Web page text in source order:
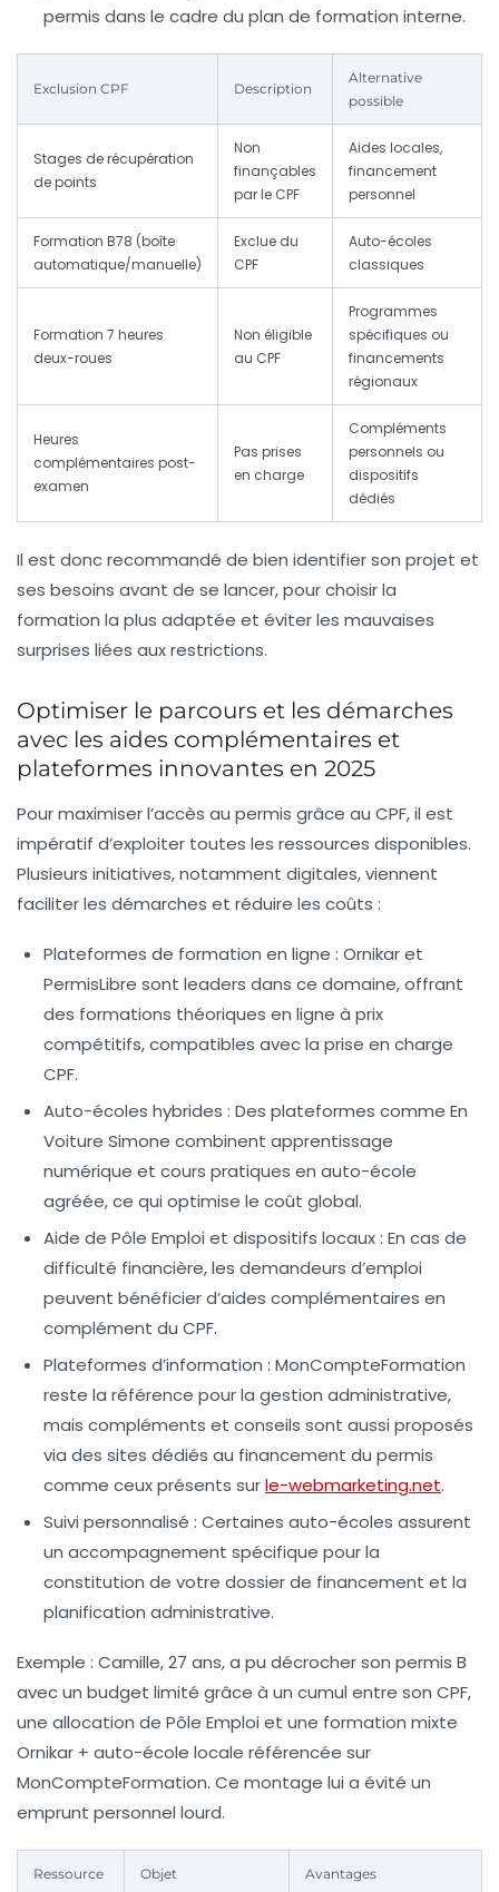
permis dans le cadre du plan de formation interne.
Exclusion CPF Description
Alternative
possible
Stages de récupération
de points
Non
finançables
par le CPF
Aides locales,
financement
personnel
Formation B78 (boîte
automatique/manuelle)
Exclue du
CPF
Auto-écoles
classiques
Formation 7 heures
deux-roues
Non éligible
au CPF
Programmes
spécifiques ou
financements
régionaux
Heures
complémentaires post-
examen
Pas prises
en charge
Compléments
personnels ou
dispositifs
dédiés
Il est donc recommandé de bien identifier son projet et
ses besoins avant de se lancer, pour choisir la
formation la plus adaptée et éviter les mauvaises
surprises liées aux restrictions.
Optimiser le parcours et les démarches
avec les aides complémentaires et
plateformes innovantes en 2025
Pour maximiser l’accès au permis grâce au CPF, il est
impératif d’exploiter toutes les ressources disponibles.
Plusieurs initiatives, notamment digitales, viennent
faciliter les démarches et réduire les coûts :
Plateformes de formation en ligne : Ornikar et
PermisLibre sont leaders dans ce domaine, offrant
des formations théoriques en ligne à prix
compétitifs, compatibles avec la prise en charge
CPF.
Auto-écoles hybrides : Des plateformes comme En
Voiture Simone combinent apprentissage
numérique et cours pratiques en auto-école
agréée, ce qui optimise le coût global.
Aide de Pôle Emploi et dispositifs locaux : En cas de
difficulté financière, les demandeurs d’emploi
peuvent bénéficier d’aides complémentaires en
complément du CPF.
Plateformes d’information : MonCompteFormation
reste la référence pour la gestion administrative,
mais compléments et conseils sont aussi proposés
via des sites dédiés au financement du permis
comme ceux présents surle-webmarketing.net.
Suivi personnalisé : Certaines auto-écoles assurent
un accompagnement spécifique pour la
constitution de votre dossier de financement et la
planification administrative.
Exemple : Camille, 27 ans, a pu décrocher son permis B
avec un budget limité grâce à un cumul entre son CPF,
une allocation de Pôle Emploi et une formation mixte
Ornikar + auto-école locale référencée sur
MonCompteFormation. Ce montage lui a évité un
emprunt personnel lourd.
Ressource Objet Avantages